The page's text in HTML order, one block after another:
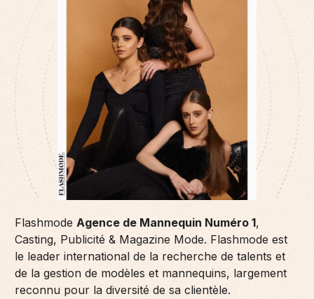
FlashmodeAgence de Mannequin Numéro 1,
Casting, Publicité & Magazine Mode. Flashmode est
le leader international de la recherche de talents et
de la gestion de modèles et mannequins, largement
reconnu pour la diversité de sa clientèle.